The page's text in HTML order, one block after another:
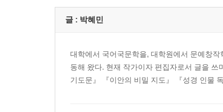
글 : 박혜민
대학에서 국어국문학을, 대학원에서 문예창
동해 왔다. 현재 작가이자 편집자로서 글을
기도문』 『이안의 비밀 지도』 『성경 인물